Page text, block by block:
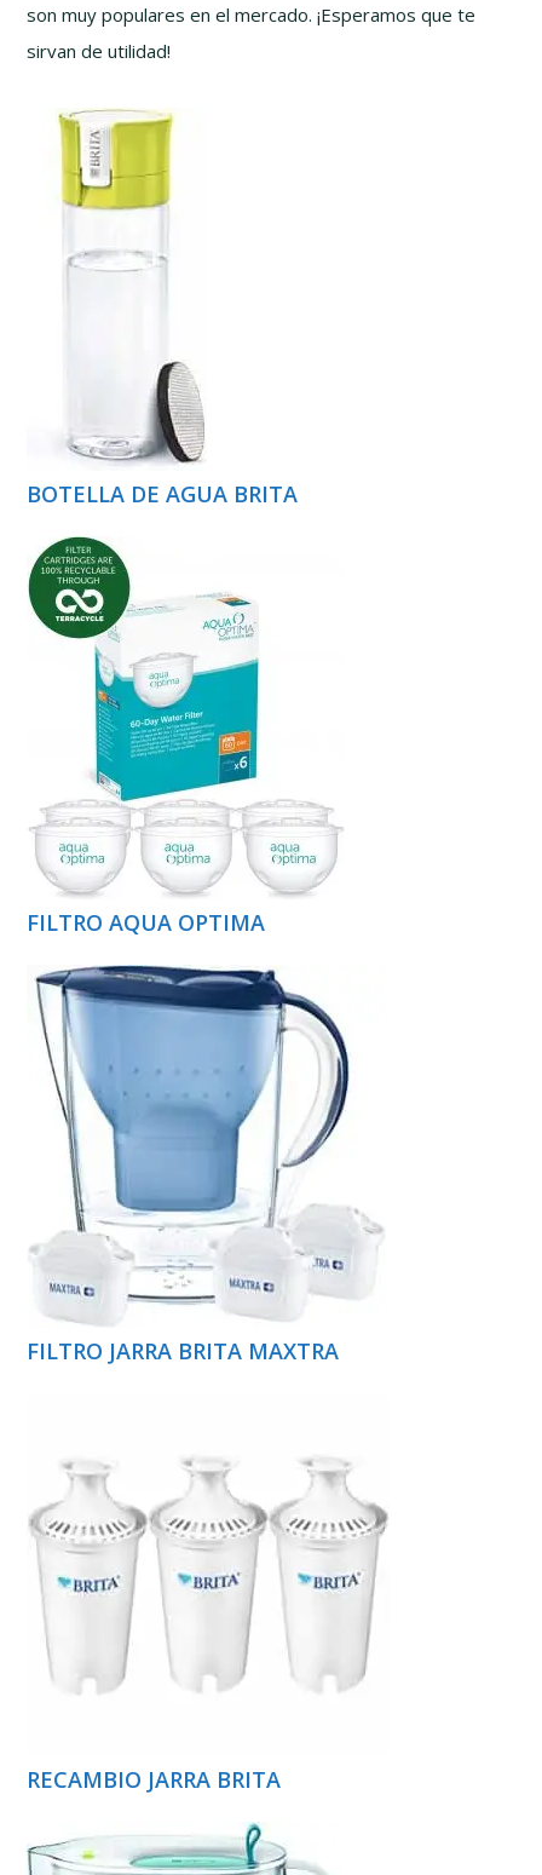
son muy populares en el mercado. ¡Esperamos que te
sirvan de utilidad!
BOTELLA DE AGUA BRITA
FILTRO AQUA OPTIMA
FILTRO JARRA BRITA MAXTRA
RECAMBIO JARRA BRITA